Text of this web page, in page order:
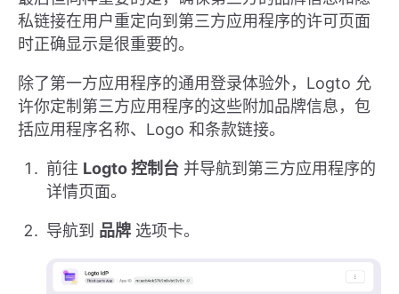
私链接在用户重定向到第三方应用程序的许可页面
时正确显示是很重要的。
除了第一方应用程序的通用登录体验外，Logto 允
许你定制第三方应用程序的这些附加品牌信息，包
括应用程序名称、Logo 和条款链接。
前往 Logto 控制台 并导航到第三方应用程序的
详情页面。
导航到 品牌 选项卡。